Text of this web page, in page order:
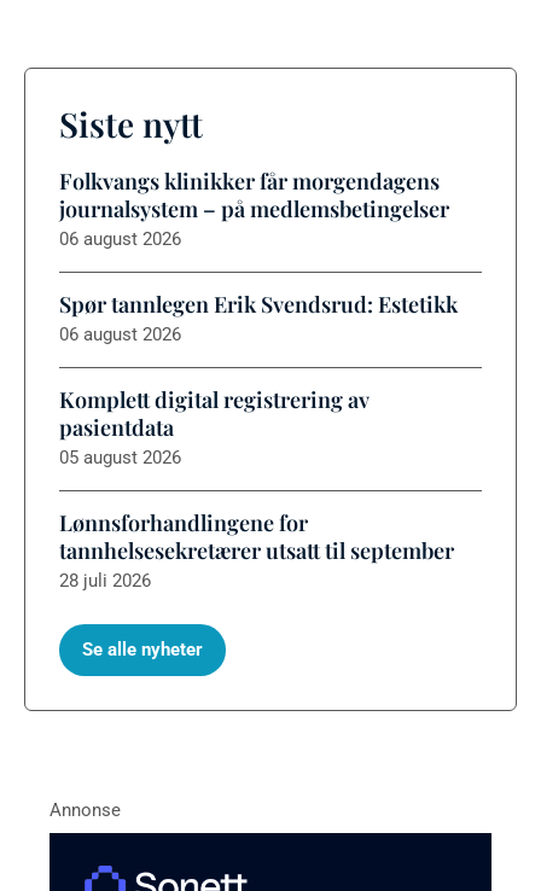
Siste nytt
Folkvangs klinikker får morgendagens
journalsystem – på medlemsbetingelser
06 august 2026
Spør tannlegen Erik Svendsrud: Estetikk
06 august 2026
Komplett digital registrering av
pasientdata
05 august 2026
Lønnsforhandlingene for
tannhelsesekretærer utsatt til september
28 juli 2026
Se alle nyheter